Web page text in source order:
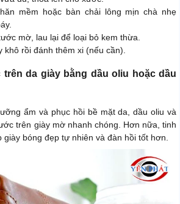
mềm hoặc bàn chải lông mịn chà nhẹ
mờ, lau lại để loại bỏ kem thừa.
khô rồi đánh thêm xi (nếu cần).
da giày bằng dầu oliu hoặc dầu
ẩm và phục hồi bề mặt da, dầu oliu và
trên giày mờ nhanh chóng. Hơn nữa, tinh
giày bóng đẹp tự nhiên và đàn hồi tốt hơn.